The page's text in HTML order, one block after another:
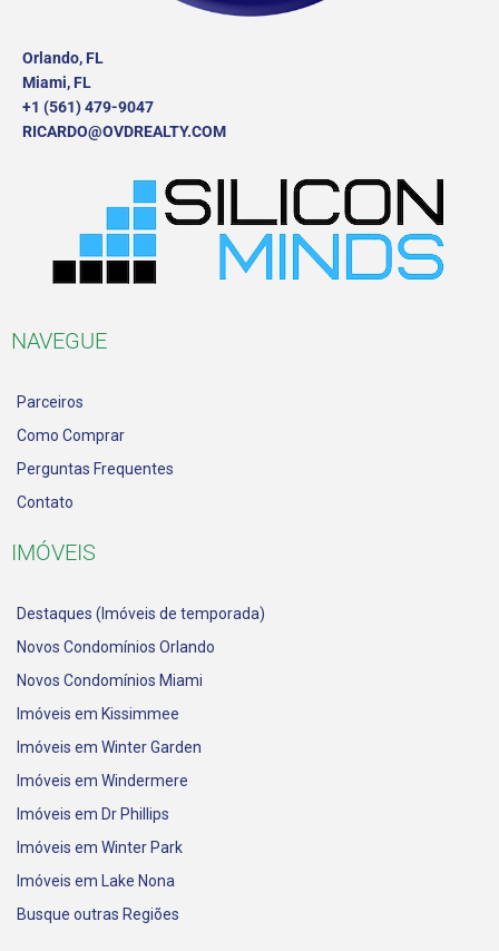
Orlando, FL
Miami, FL
+1 (561) 479-9047
RICARDO@OVDREALTY.COM
NAVEGUE
Parceiros
Como Comprar
Perguntas Frequentes
Contato
IMÓVEIS
Destaques (Imóveis de temporada)
Novos Condomínios Orlando
Novos Condomínios Miami
Imóveis em Kissimmee
Imóveis em Winter Garden
Imóveis em Windermere
Imóveis em Dr Phillips
Imóveis em Winter Park
Imóveis em Lake Nona
Busque outras Regiões